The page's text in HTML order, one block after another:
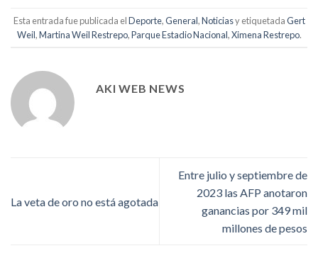
Esta entrada fue publicada elDeporte,General,Noticiasy etiquetadaGert
Weil,Martina Weil Restrepo,Parque Estadio Nacional,Ximena Restrepo.
AKI WEB NEWS
La veta de oro no está agotada
Entre julio y septiembre de
2023 las AFP anotaron
ganancias por 349 mil
millones de pesos